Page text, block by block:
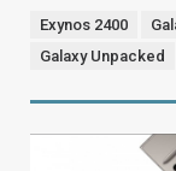
Exynos 2400
Galaxy Unpacked